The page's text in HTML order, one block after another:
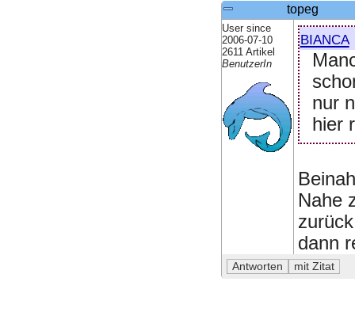
topeg
User since
2006-07-10
2611 Artikel
BenutzerIn
bianca
nur
hier
Nahe
dann